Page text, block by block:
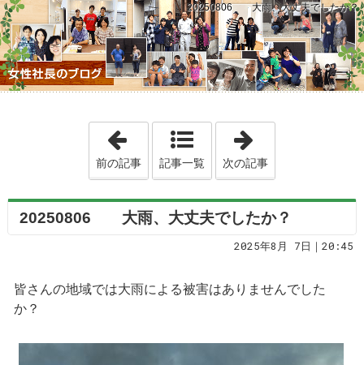
20250806 大雨、大丈夫でしたか？
「20250806 二階建て注文住宅、ご契
前の記事 記事一覧 次の記事
20250806 大雨、大丈夫でしたか？
2025年8月 7日｜20:45
皆さんの地域では大雨による被害はありませんでした
か？